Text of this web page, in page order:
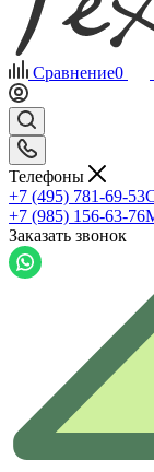
Сравнение0
Телефоны
+7 (495) 781-69-53
+7 (985) 156-63-76
Заказать звонок